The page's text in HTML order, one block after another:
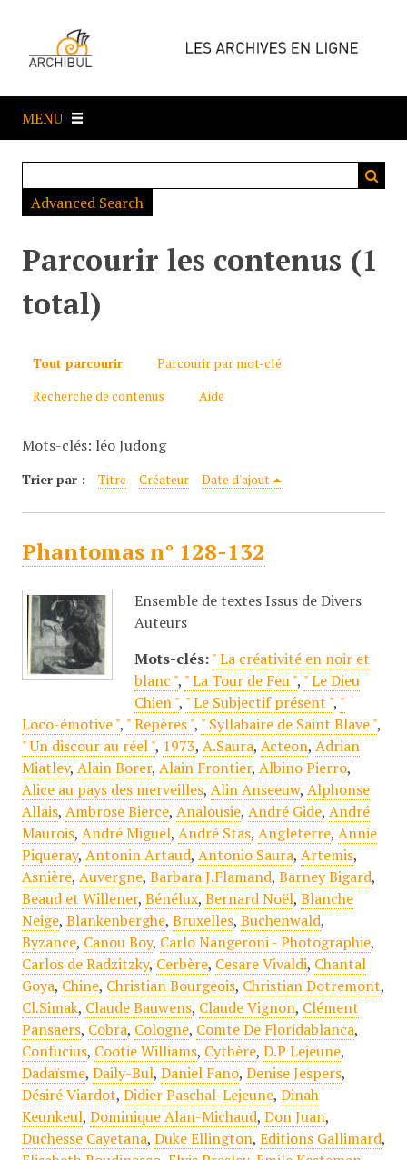
e
a
MENU
Advanced Search
Parcourir les contenus (1
total)
Tout parcourir
Parcourir par mot-clé
Recherche de contenus
Aide
Mots-clés: léo Judong
Trier par : Titre Créateur Date d'ajout
Phantomas n° 128-132
Ensemble de textes Issus de Divers
Auteurs
Mots-clés: " La créativité en noir et
blanc ", " La Tour de Feu ", " Le Dieu
Chien ", " Le Subjectif présent ", "
Loco-émotive ", " Repères ", " Syllabaire de Saint Blave ",
" Un discour au réel ", 1973, A.Saura, Acteon, Adrian
Miatlev, Alain Borer, Alain Frontier, Albino Pierro,
Alice au pays des merveilles, Alin Anseeuw, Alphonse
Allais, Ambrose Bierce, Analousie, André Gide, André
Maurois, André Miguel, André Stas, Angleterre, Annie
Piqueray, Antonin Artaud, Antonio Saura, Artemis,
Asnière, Auvergne, Barbara J.Flamand, Barney Bigard,
Beaud et Willener, Bénélux, Bernard Noël, Blanche
Neige, Blankenberghe, Bruxelles, Buchenwald,
Byzance, Canou Boy, Carlo Nangeroni - Photographie,
Carlos de Radzitzky, Cerbère, Cesare Vivaldi, Chantal
Goya, Chine, Christian Bourgeois, Christian Dotremont,
Cl.Simak, Claude Bauwens, Claude Vignon, Clément
Pansaers, Cobra, Cologne, Comte De Floridablanca,
Confucius, Cootie Williams, Cythère, D.P Lejeune,
Dadaïsme, Daily-Bul, Daniel Fano, Denise Jespers,
Désiré Viardot, Didier Paschal-Lejeune, Dinah
Keunkeul, Dominique Alan-Michaud, Don Juan,
Duchesse Cayetana, Duke Ellington, Editions Gallimard,